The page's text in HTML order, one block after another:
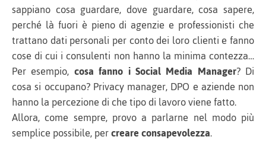
sappiano cosa guardare, dove guardare, cosa sapere,
perché là fuori è pieno di agenzie e professionisti che
trattano dati personali per conto dei loro clienti e fanno
cose di cui i consulenti non hanno la minima contezza…
Per esempio, cosa fanno i Social Media Manager? Di
cosa si occupano? Privacy manager, DPO e aziende non
hanno la percezione di che tipo di lavoro viene fatto.
Allora, come sempre, provo a parlarne nel modo più
semplice possibile, percreare consapevolezza.